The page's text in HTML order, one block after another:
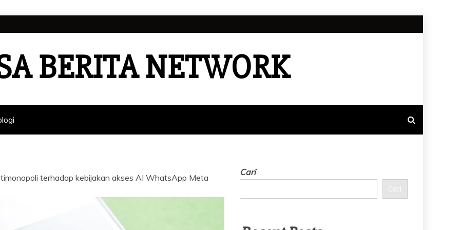
BERITA NETWORK
terhadap kebijakan akses AI WhatsApp Meta
Cari
Cari